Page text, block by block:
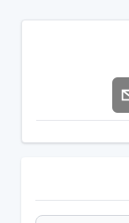
اللازمة أن
وللأسف
لعمر
المستخدم الذي تحدده منصات التواصل الاجتماعي هو 13